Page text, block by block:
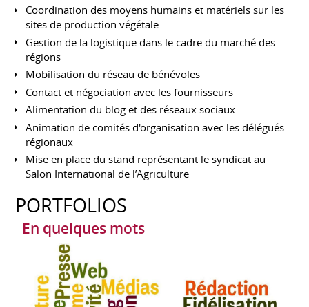
Coordination des moyens humains et matériels sur les
sites de production végétale
Gestion de la logistique dans le cadre du marché des
régions
Mobilisation du réseau de bénévoles
Contact et négociation avec les fournisseurs
Alimentation du blog et des réseaux sociaux
Animation de comités d'organisation avec les délégués
régionaux
Mise en place du stand représentant le syndicat au
Salon International de l’Agriculture
PORTFOLIOS
En quelques mots